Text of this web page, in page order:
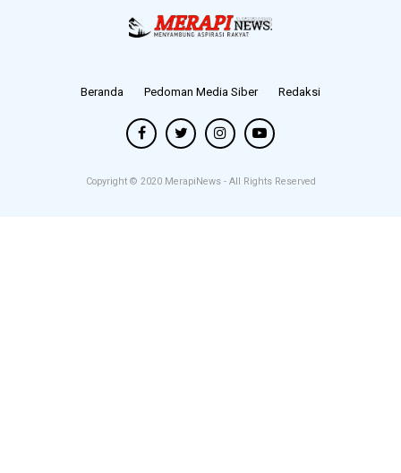
Beranda Pedoman Media Siber Redaksi
Copyright © 2020 MerapiNews - All Rights Reserved